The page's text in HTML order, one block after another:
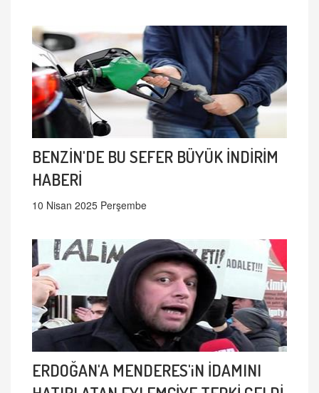
BENZİN'DE BU SEFER BÜYÜK İNDİRİM
HABERİ
10 Nisan 2025 Perşembe
ERDOĞAN'A MENDERES'iN İDAMINI